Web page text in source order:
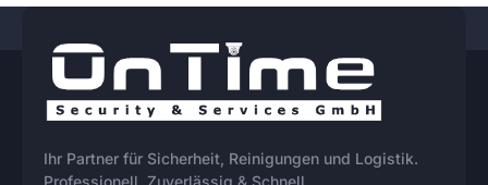
Ihr Partner für Sicherheit, Reinigungen und Logistik.
Professionell, Zuverlässig & Schnell.